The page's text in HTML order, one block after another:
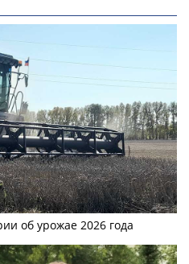
об урожае 2026 года